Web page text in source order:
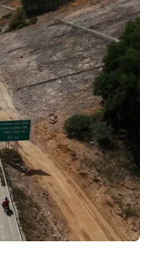
kinh tế
đã tăng trưởng
lúc động lực của
quý IV.